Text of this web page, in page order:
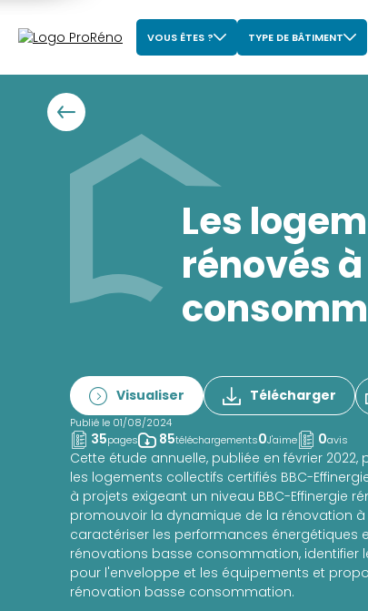
VOUS ÊTES ? TYPE DE BÂTIMENT
Les
rénovés
Visualiser Télécharger
Publié le 01/08/2024
35pages 85téléchargements0J'aime 0avis
Cette étude annuelle, publiée en février
les logements collectifs certifiés BBC-
à projets exigeant un niveau BBC-Effinergie
promouvoir la dynamique de la rénovation
caractériser les performances énergétiques
rénovations basse consommation,
pour l'enveloppe et les équipements et
rénovation basse consommation.